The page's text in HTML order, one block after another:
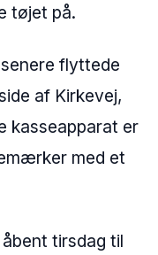
tøjet på.
flyttede
af Kirkevej,
kasseapparat er
med et
tirsdag til